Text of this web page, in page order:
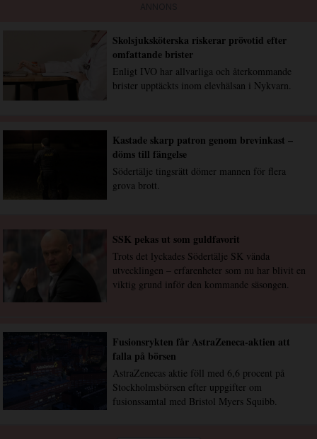
Skolsjuksköterska riskerar prövotid efter
omfattande brister
Enligt IVO har allvarliga och återkommande
brister upptäckts inom elevhälsan i Nykvarn.
Kastade skarp patron genom brevinkast –
döms till fängelse
Södertälje tingsrätt dömer mannen för flera
grova brott.
SSK pekas ut som guldfavorit
Trots det lyckades Södertälje SK vända
utvecklingen – erfarenheter som nu har blivit en
viktig grund inför den kommande säsongen.
Fusionsrykten får AstraZeneca-aktien att
falla på börsen
AstraZenecas aktie föll med 6,6 procent på
Stockholmsbörsen efter uppgifter om
fusionssamtal med Bristol Myers Squibb.